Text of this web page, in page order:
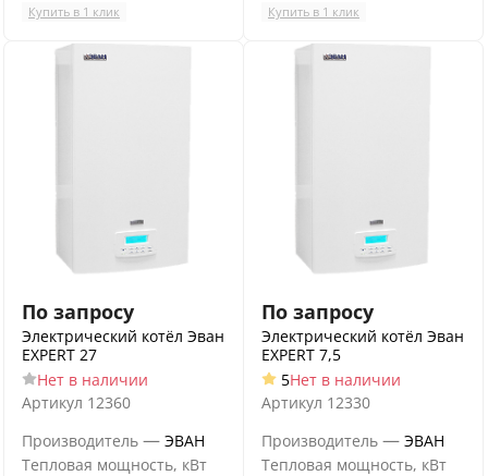
Купить в 1 клик Купить в 1 клик
По запросу
Электрический котёл Эван
EXPERT 27
Нет в наличии
Артикул 12360
Производитель — ЭВАН
Тепловая мощность, кВт
По запросу
Электрический котёл Эван
EXPERT 7,5
5Нет в наличии
Артикул 12330
Производитель — ЭВАН
Тепловая мощность, кВт